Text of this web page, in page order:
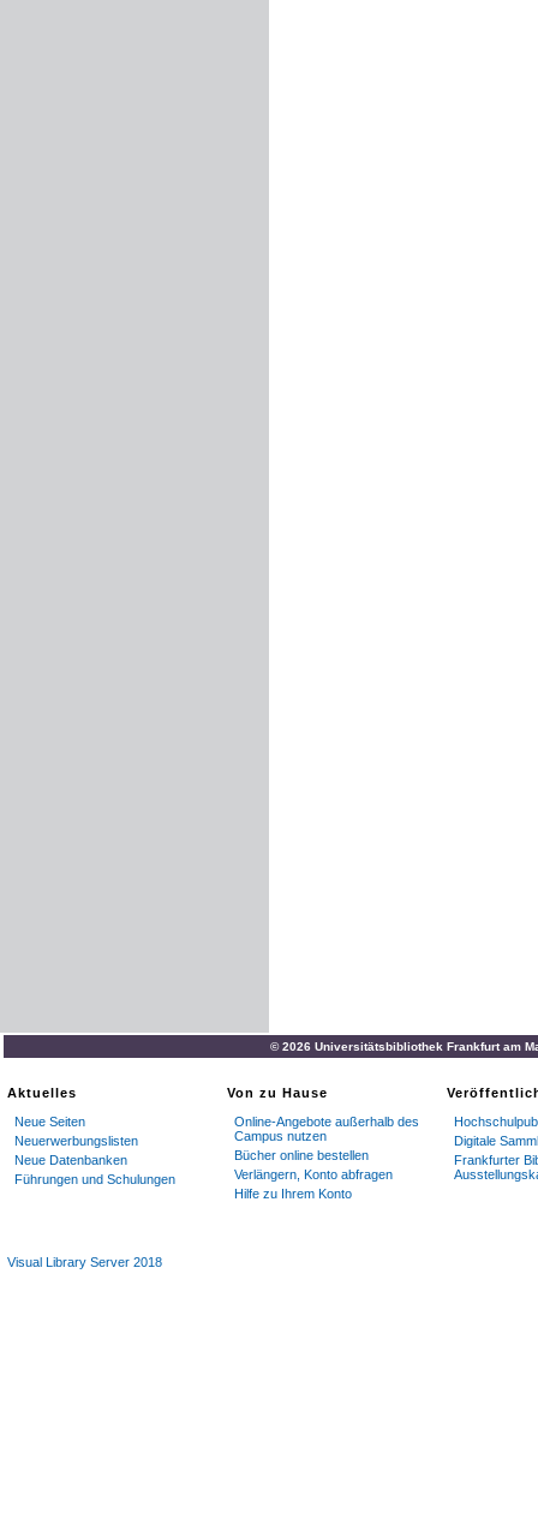
© 2026 Universitätsbibliothek Frankfurt am
Aktuelles
Neue Seiten
Neuerwerbungslisten
Neue Datenbanken
Führungen und Schulungen
Von zu Hause
Online-Angebote außerhalb des
Campus nutzen
Bücher online bestellen
Verlängern, Konto abfragen
Hilfe zu Ihrem Konto
Digitale
Frankfurter
Visual Library Server 2018